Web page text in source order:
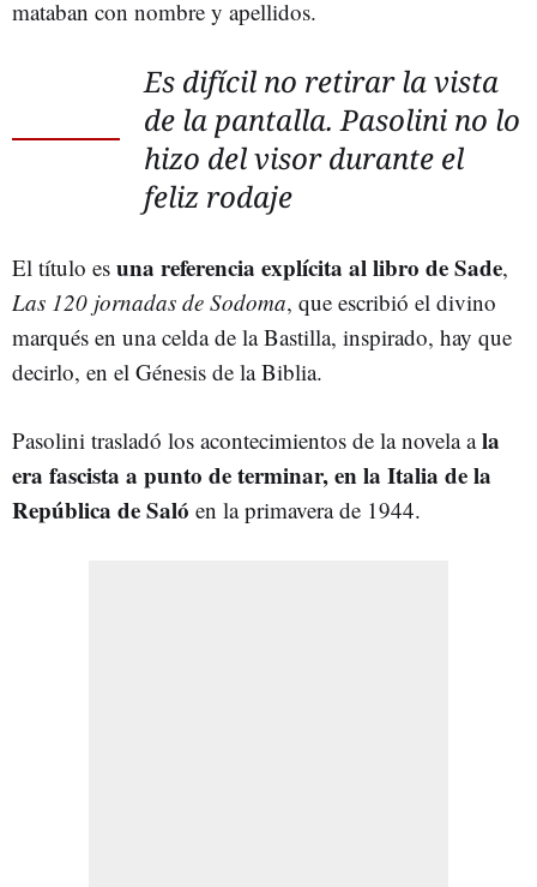
mataban con nombre y apellidos.
Es difícil no retirar la vista
de la pantalla. Pasolini no lo
hizo del visor durante el
feliz rodaje
El título es una referencia explícita al libro de Sade,
Las 120 jornadas de Sodoma, que escribió el divino
marqués en una celda de la Bastilla, inspirado, hay que
decirlo, en el Génesis de la Biblia.
Pasolini trasladó los acontecimientos de la novela ala
era fascista a punto de terminar, en la Italia de la
República de Saló en la primavera de 1944.